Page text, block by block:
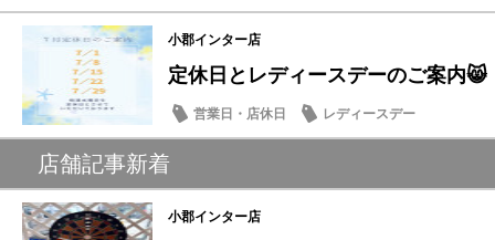
小郡インター店
定休日とレディースデーのご案内😸
営業日・店休日 レディースデー
店舗記事新着
小郡インター店